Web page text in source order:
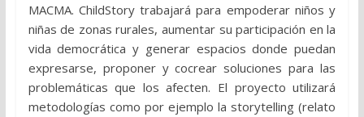
MACMA. ChildStory trabajará para empoderar niños y
niñas de zonas rurales, aumentar su participación en la
vida democrática y generar espacios donde puedan
expresarse, proponer y cocrear soluciones para las
problemáticas que los afecten. El proyecto utilizará
metodologías como por ejemplo la storytelling (relato